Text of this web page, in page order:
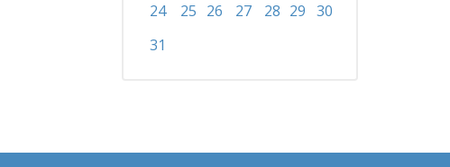
24
25 26 27 28 29 30
31